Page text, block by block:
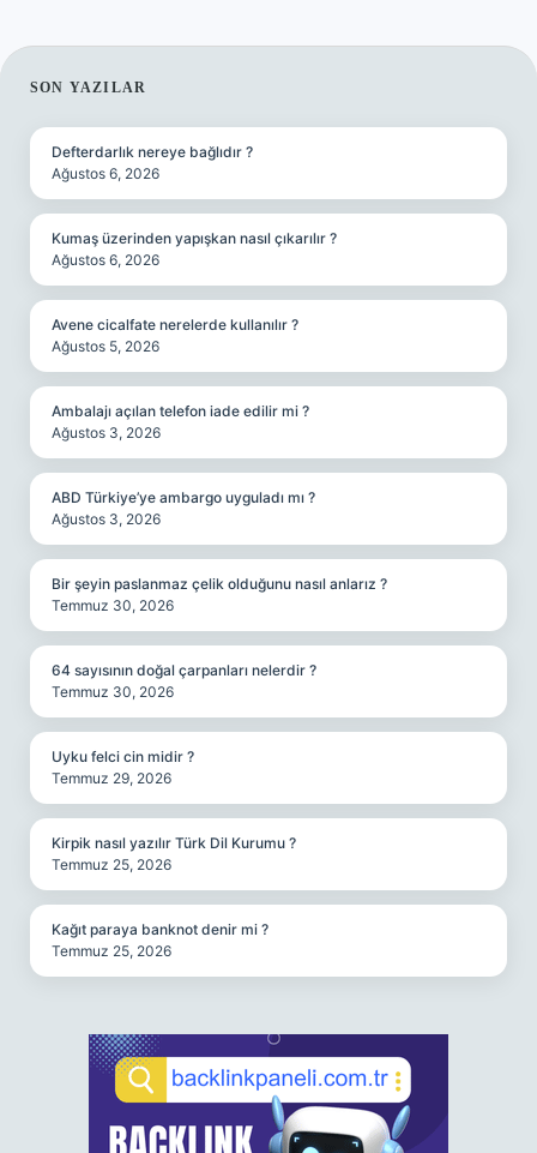
SIDEBAR
SON YAZILAR
Defterdarlık nereye bağlıdır ?
Ağustos 6, 2026
Kumaş üzerinden yapışkan nasıl çıkarılır ?
Ağustos 6, 2026
Avene cicalfate nerelerde kullanılır ?
Ağustos 5, 2026
Ambalajı açılan telefon iade edilir mi ?
Ağustos 3, 2026
ABD Türkiye’ye ambargo uyguladı mı ?
Ağustos 3, 2026
Bir şeyin paslanmaz çelik olduğunu nasıl anlarız ?
Temmuz 30, 2026
64 sayısının doğal çarpanları nelerdir ?
Temmuz 30, 2026
Uyku felci cin midir ?
Temmuz 29, 2026
Kirpik nasıl yazılır Türk Dil Kurumu ?
Temmuz 25, 2026
Kağıt paraya banknot denir mi ?
Temmuz 25, 2026